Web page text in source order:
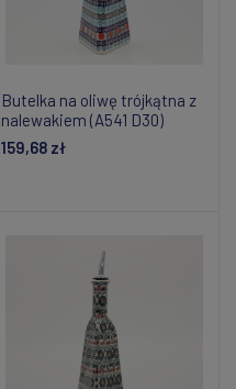
Butelka na oliwę trójkątna z
nalewakiem (A541 D30)
159,68 zł